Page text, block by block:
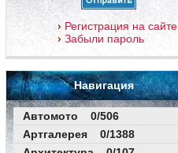
Регистрация на сайте
Забыли пароль
Навигация
Автомото 0/506
Артгалерея 0/1388